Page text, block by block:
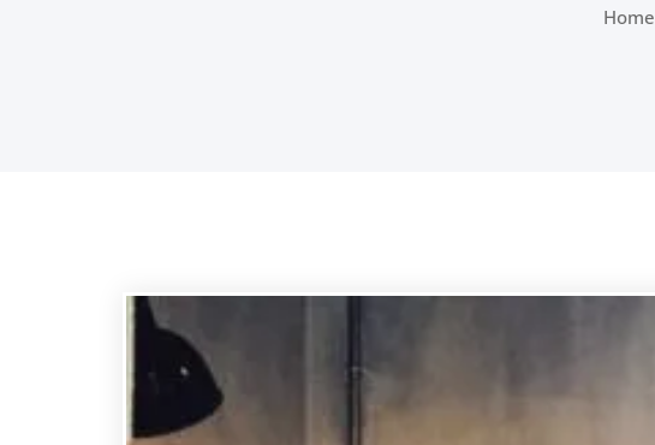
Home